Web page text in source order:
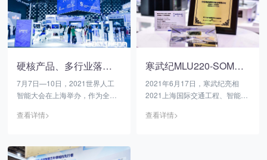
适配，让每一份算力都被充分释
放。
硬核产品、多行业落地案例，寒武纪强势亮相2021 WAIC
7月7日—10日，2021世界人工
智能大会在上海举办，作为全球
携旗下覆盖“云边端”全线智能芯
会，引发众多媒体与参展观众的
查看详情>
寒武纪MLU220-SOM荣获亚洲智能交通旗舰展2021年度“创新产品”
2021年6月17日，寒武纪亮相
2021上海国际交通工程、智能交
MLU220-SOM荣获亚洲智能交通
查看详情>